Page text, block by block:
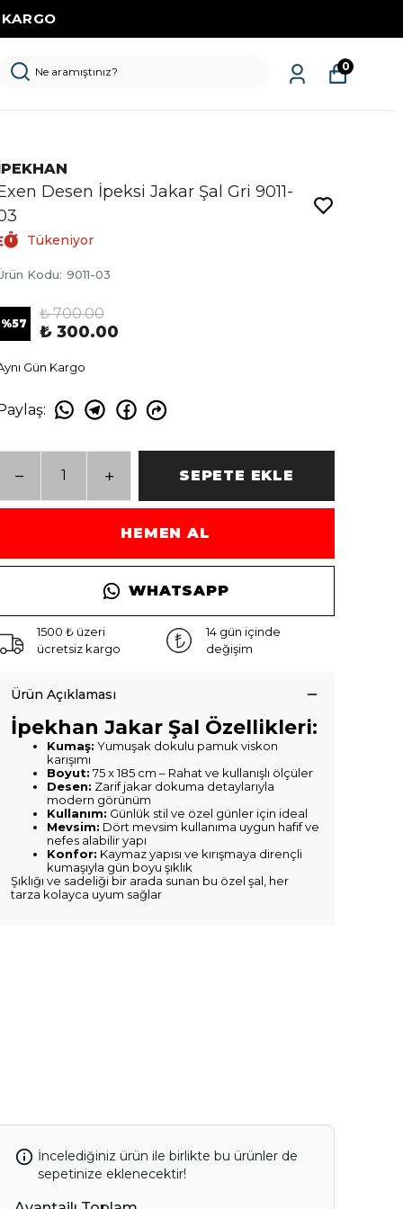
0
Desen İpeksi Jakar Şal Gri 9011-
Tükeniyor
Kodu: 9011-03
%57
₺ 700.00
₺ 300.00
Gün Kargo
:
SEPETE EKLE
HEMEN AL
WHATSAPP
1500 ₺ üzeri
ücretsiz kargo
14 gün içinde
değişim
Ürün Açıklaması
İpekhan Jakar Şal Özellikleri:
Kumaş: Yumuşak dokulu pamuk viskon
karışımı
Boyut: 75 x 185 cm – Rahat ve kullanışlı ölçüler
Desen: Zarif jakar dokuma detaylarıyla
modern görünüm
Kullanım: Günlük stil ve özel günler için ideal
Mevsim: Dört mevsim kullanıma uygun hafif ve
nefes alabilir yapı
Konfor: Kaymaz yapısı ve kırışmaya dirençli
kumaşıyla gün boyu şıklık
Şıklığı ve sadeliği bir arada sunan bu özel şal, her
tarza kolayca uyum sağlar
İncelediğiniz ürün ile birlikte bu ürünler de
sepetinize eklenecektir!